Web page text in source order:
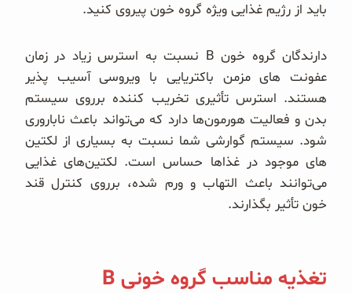
باید از رژیم غذایی ویژه گروه خون پیروی کنید.
دارندگان گروه خون B نسبت به استرس زیاد در زمان
عفونت های مزمن باکتریایی با ویروسی آسیب پذیر
هستند. استرس تأثیری تخریب کننده برروی سیستم
بدن و فعالیت هورمون‌ها دارد که می‌تواند باعث ناباروری
شود. سیستم گوارشی شما نسبت به بسیاری از لکتین
های موجود در غذاها حساس است. لکتین‌های غذایی
می‌توانند باعث التهاب و ورم شده، برروی کنترل قند
خون تأثیر بگذارند.
تغذیه مناسب گروه خونی B